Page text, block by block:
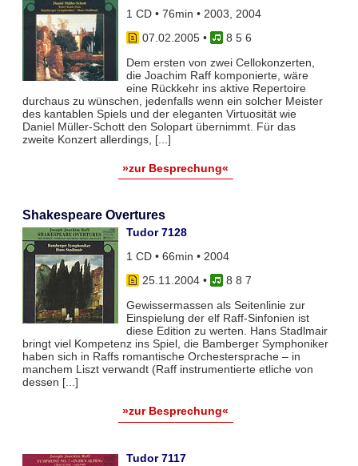
1 CD • 76min • 2003, 2004
07.02.2005•
8 5 6
Dem ersten von zwei Cellokonzerten,
die Joachim Raff komponierte, wäre
eine Rückkehr ins aktive Repertoire
durchaus zu wünschen, jedenfalls wenn ein solcher Meister
des kantablen Spiels und der eleganten Virtuosität wie
Daniel Müller-Schott den Solopart übernimmt. Für das
zweite Konzert allerdings, [...]
»zur Besprechung«
Shakespeare Overtures
Tudor 7128
1 CD • 66min • 2004
25.11.2004•
8 8 7
Gewissermassen als Seitenlinie zur
Einspielung der elf Raff-Sinfonien ist
diese Edition zu werten. Hans Stadlmair
bringt viel Kompetenz ins Spiel, die Bamberger Symphoniker
haben sich in Raffs romantische Orchestersprache – in
manchem Liszt verwandt (Raff instrumentierte etliche von
dessen [...]
»zur Besprechung«
Tudor 7117